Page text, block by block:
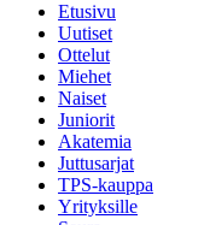
Etusivu
Uutiset
Ottelut
Miehet
Naiset
Juniorit
Akatemia
Juttusarjat
TPS-kauppa
Yrityksille